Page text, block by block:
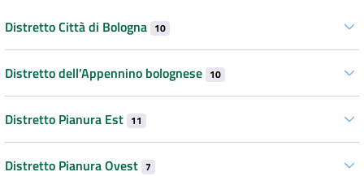
Distretto Città di Bologna 10
Distretto dell’Appennino bolognese 10
Distretto Pianura Est 11
Distretto Pianura Ovest 7